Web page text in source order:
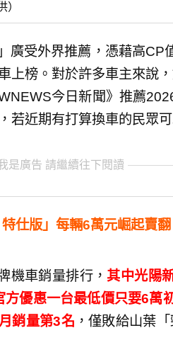
）
廣受外界推薦，憑藉高CP
上榜。對於許多車主來說
今日新聞》推薦
若近期有打算換車的民眾可
是廣告 請繼續往下閱讀
仕版」每輛6萬元崛起賣翻
機車銷量排行， 其中光陽
優惠一台最低價只要6萬
銷量第3名 ，僅敗給山葉